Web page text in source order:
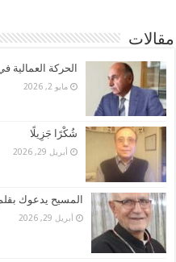
مقالات
الحركة العمالية
مايو 2, 2026
شُكْرًا جَزِيلًا
أبريل 29, 2026
المسيح يدعوك
أبريل 29, 2026